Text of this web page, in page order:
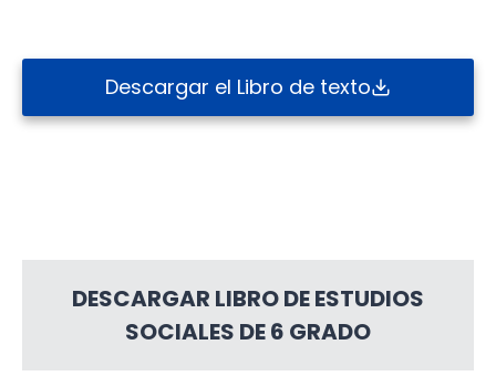
Descargar el Libro de texto
DESCARGAR LIBRO DE ESTUDIOS
SOCIALES DE 6 GRADO